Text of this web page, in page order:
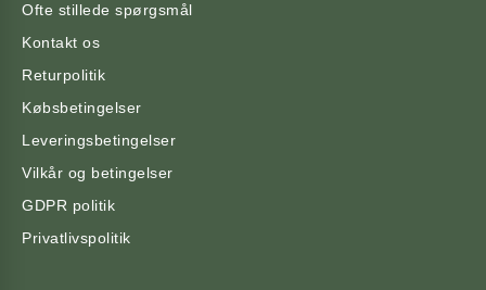
Ofte stillede spørgsmål
Kontakt os
Returpolitik
Købsbetingelser
Leveringsbetingelser
Vilkår og betingelser
GDPR politik
Privatlivspolitik